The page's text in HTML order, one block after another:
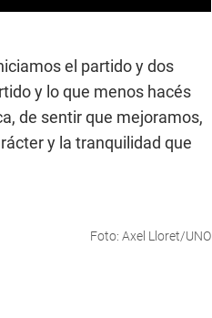
el partido y dos
y lo que menos hacés
de sentir que mejoramos,
y la tranquilidad que
Foto: Axel Lloret/UNO